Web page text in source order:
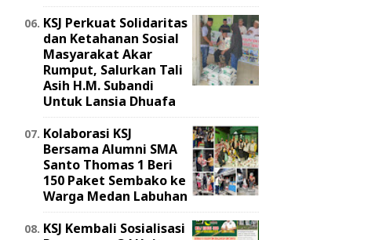
KSJ Perkuat Solidaritas
dan Ketahanan Sosial
Masyarakat Akar
Rumput, Salurkan Tali
Asih H.M. Subandi
Untuk Lansia Dhuafa
Kolaborasi KSJ
Bersama Alumni SMA
Santo Thomas 1 Beri
150 Paket Sembako ke
Warga Medan Labuhan
KSJ Kembali Sosialisasi